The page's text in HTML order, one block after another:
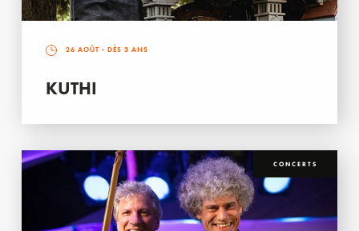
26 AOÛT - DÈS 3 ANS
KUTHI
CONCERTS